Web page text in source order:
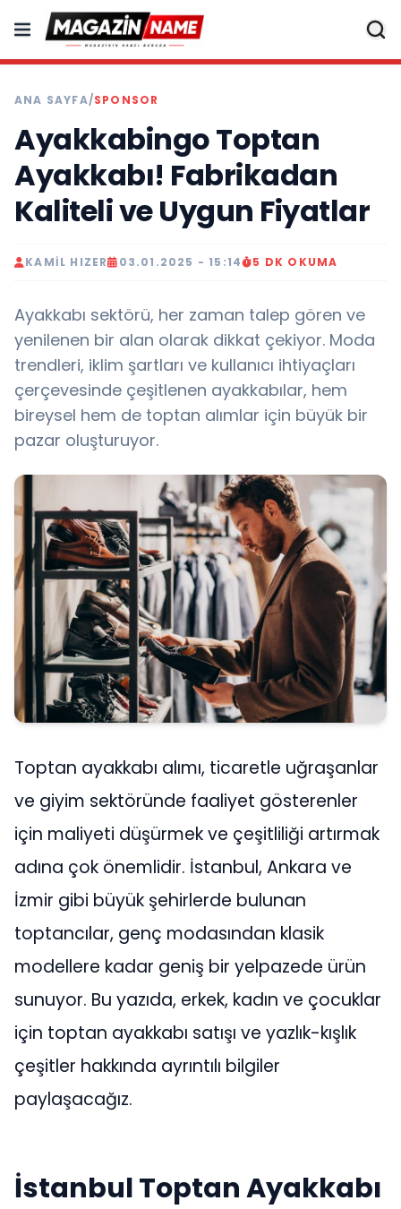
ANA SAYFA/SPONSOR
Ayakkabingo Toptan
Ayakkabı! Fabrikadan
Kaliteli ve Uygun Fiyatlar
KAMIL HIZER 03.01.2025 - 15:14 5 DK OKUMA
Ayakkabı sektörü, her zaman talep gören ve
yenilenen bir alan olarak dikkat çekiyor. Moda
trendleri, iklim şartları ve kullanıcı ihtiyaçları
çerçevesinde çeşitlenen ayakkabılar, hem
bireysel hem de toptan alımlar için büyük bir
pazar oluşturuyor.
Toptan ayakkabı alımı, ticaretle uğraşanlar
ve giyim sektöründe faaliyet gösterenler
için maliyeti düşürmek ve çeşitliliği artırmak
adına çok önemlidir. İstanbul, Ankara ve
İzmir gibi büyük şehirlerde bulunan
toptancılar, genç modasından klasik
modellere kadar geniş bir yelpazede ürün
sunuyor. Bu yazıda, erkek, kadın ve çocuklar
için toptan ayakkabı satışı ve yazlık-kışlık
çeşitler hakkında ayrıntılı bilgiler
paylaşacağız.
İstanbul Toptan Ayakkabı